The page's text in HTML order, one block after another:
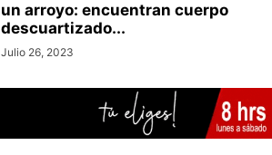
un arroyo: encuentran cuerpo
descuartizado...
Julio 26, 2023